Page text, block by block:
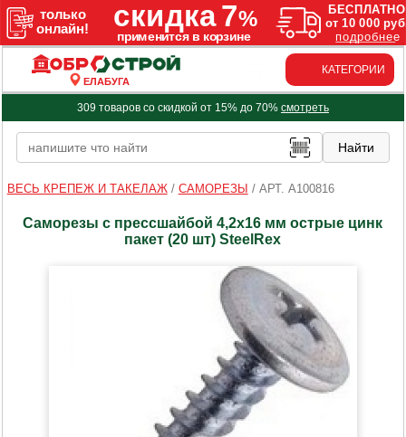
ЕЛАБУГА
КАТЕГОРИИ
309 товаров со скидкой от 15% до 70% смотреть
ВЕСЬ КРЕПЕЖ И ТАКЕЛАЖ/ САМОРЕЗЫ / АРТ. A100816
Саморезы с прессшайбой 4,2х16 мм острые цинк
пакет (20 шт) SteelRex